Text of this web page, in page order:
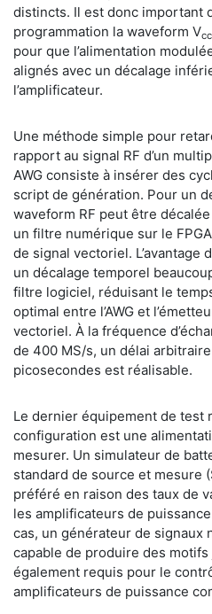
distincts. Il est donc important
programmation la waveform Vcc
pour que l’alimentation
alignés avec un décalage
l’amplificateur.
Une méthode simple pour
rapport au signal RF d’un
AWG consiste à insérer des
script de génération. Pour un
waveform RF peut être
un filtre numérique sur le
de signal vectoriel.
un décalage temporel
filtre logiciel, réduisant le
optimal entre l’AWG et
vectoriel. À la fréquence
de 400 MS/s, un délai
picosecondes est réalisable.
Le dernier équipement de test
configuration est une
mesurer. Un simulateur de
standard de source et mesure
préféré en raison des taux de
les amplificateurs de
cas, un générateur de signaux
capable de produire des motifs
également requis pour le
amplificateurs de puissance